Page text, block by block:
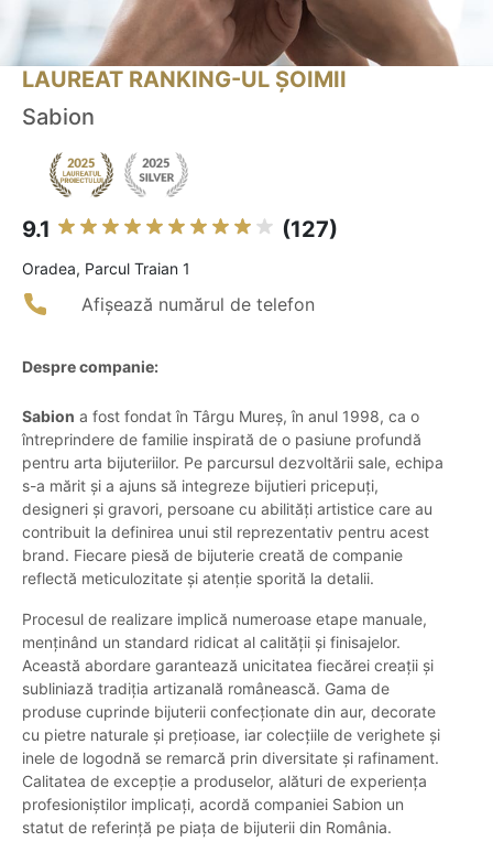
LAUREAT RANKING-UL ȘOIMII
Sabion
9.1 (127)
Oradea, Parcul Traian 1
Afișează numărul de telefon
Despre companie:
Sabion a fost fondat în Târgu Mureș, în anul 1998, ca o
întreprindere de familie inspirată de o pasiune profundă
pentru arta bijuteriilor. Pe parcursul dezvoltării sale, echipa
s-a mărit și a ajuns să integreze bijutieri pricepuți,
designeri și gravori, persoane cu abilități artistice care au
contribuit la definirea unui stil reprezentativ pentru acest
brand. Fiecare piesă de bijuterie creată de companie
reflectă meticulozitate și atenție sporită la detalii.
Procesul de realizare implică numeroase etape manuale,
menținând un standard ridicat al calității și finisajelor.
Această abordare garantează unicitatea fiecărei creații și
subliniază tradiția artizanală românească. Gama de
produse cuprinde bijuterii confecționate din aur, decorate
cu pietre naturale și prețioase, iar colecțiile de verighete și
inele de logodnă se remarcă prin diversitate și rafinament.
Calitatea de excepție a produselor, alături de experiența
profesioniștilor implicați, acordă companiei Sabion un
statut de referință pe piața de bijuterii din România.